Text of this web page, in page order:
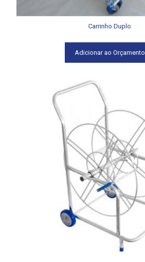
Carrinho Duplo
Adicionar ao Orçamento